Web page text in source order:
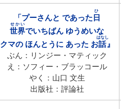
「プーさんと であった 日
ひ
世界
せかい
でいちばん ゆうめいな
クマの ほんとうに あった お話
はなし
』
ぶん：リンジー・マティック
え：ソフィー・ブラッコール
やく：山口 文生
出版社：評論社